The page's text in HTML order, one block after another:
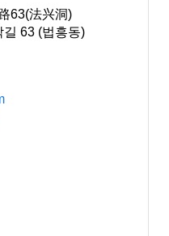
63(法兴洞)
63 (법흥동)